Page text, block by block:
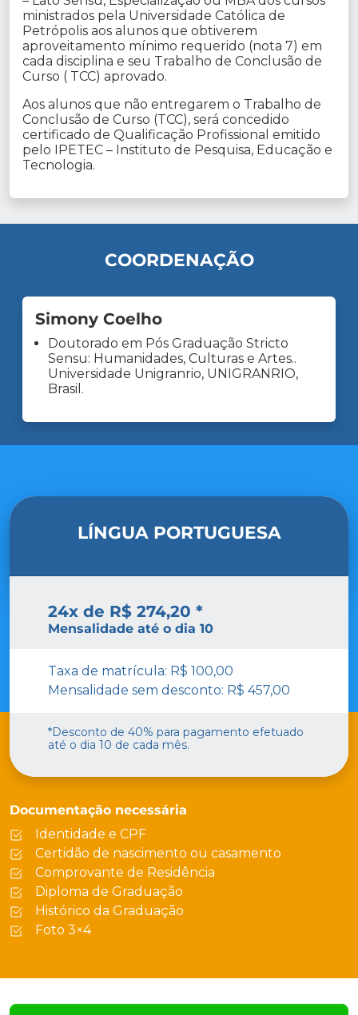
ministrados pela Universidade Católica de
Petrópolis aos alunos que obtiverem
aproveitamento mínimo requerido (nota 7) em
cada disciplina e seu Trabalho de Conclusão de
Curso ( TCC) aprovado.
Aos alunos que não entregarem o Trabalho de
Conclusão de Curso (TCC), será concedido
certificado de Qualificação Profissional emitido
pelo IPETEC – Instituto de Pesquisa, Educação e
Tecnologia.
COORDENAÇÃO
Simony Coelho
Doutorado em Pós Graduação Stricto
Sensu: Humanidades, Culturas e Artes..
Universidade Unigranrio, UNIGRANRIO,
Brasil.
Documentação necessária
Identidade e CPF
Certidão de nascimento ou casamento
Comprovante de Residência
Diploma de Graduação
Histórico da Graduação
Foto 3×4
LÍNGUA PORTUGUESA
24x de R$ 274,20 *
Mensalidade até o dia 10
Taxa de matrícula: R$ 100,00
Mensalidade sem desconto: R$ 457,00
*Desconto de 40% para pagamento efetuado
até o dia 10 de cada mês.